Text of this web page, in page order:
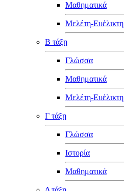
Μαθηματικά
Μελέτη-Ευέλικτη
Β τάξη
Γλώσσα
Μαθηματικά
Μελέτη-Ευέλικτη
Γ τάξη
Γλώσσα
Ιστορία
Μαθηματικά